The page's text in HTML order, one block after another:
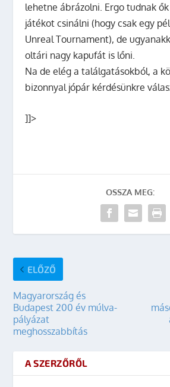
lehetne ábrázolni. Ergo tudnak
játékot csinálni (hogy csak egy
Unreal Tournament), de
oltári nagy kapufát is lőni.
Na de elég a találgatásokból, a
bizonnyal jópár kérdésünkre
]]>
OSSZA MEG:
ELŐZŐ
Magyarország és
Budapest 200 év múlva-
pályázat
meghosszabbítás
A SZERZŐRŐL